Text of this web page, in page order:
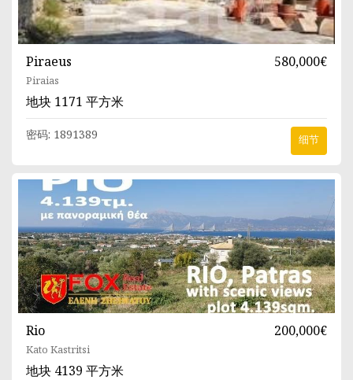
Piraeus 580,000€
Piraias
地块 1171 平方米
密码: 1891389 细节
Rio 200,000€
Kato Kastritsi
地块 4139 平方米